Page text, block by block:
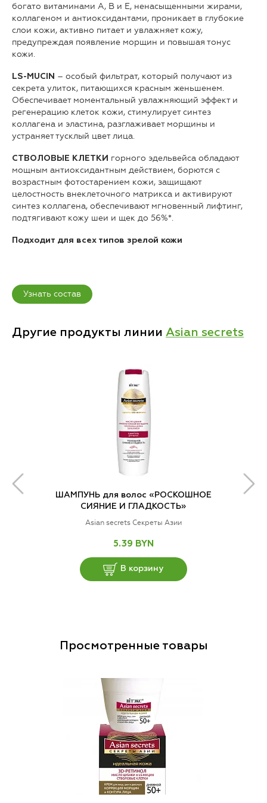
богато витаминами А, В и Е, ненасыщенными жирами,
коллагеном и антиоксидантами, проникает в глубокие
слои кожи, активно питает и увлажняет кожу,
предупреждая появление морщин и повышая тонус
кожи.
LS-MUCIN – особый фильтрат, который получают из
секрета улиток, питающихся красным женьшенем.
Обеспечивает моментальный увлажняющий эффект и
регенерацию клеток кожи, стимулирует синтез
коллагена и эластина, разглаживает морщины и
устраняет тусклый цвет лица.
СТВОЛОВЫЕ КЛЕТКИ горного эдельвейса обладают
мощным антиоксидантным действием, борются с
возрастным фотостарением кожи, защищают
целостность внеклеточного матрикса и активируют
синтез коллагена, обеспечивают мгновенный лифтинг,
подтягивают кожу шеи и щек до 56%*.
Подходит для всех типов зрелой кожи
Узнать состав
Другие продукты линии Asian seсrets
ШАМПУНЬ для волос «РОСКОШНОЕ
СИЯНИЕ И ГЛАДКОСТЬ»
Asian secrets Секреты Азии
5.39 BYN
В корзину
Просмотренные товары